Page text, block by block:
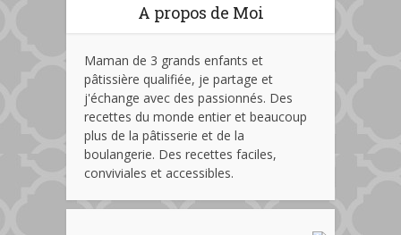
A propos de Moi
Maman de 3 grands enfants et
pâtissière qualifiée, je partage et
j'échange avec des passionnés. Des
recettes du monde entier et beaucoup
plus de la pâtisserie et de la
boulangerie. Des recettes faciles,
conviviales et accessibles.